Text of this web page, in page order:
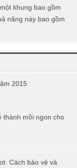
khung bao gồm
năng này bao gồm
2015
thành mồi ngon cho
Cách bảo vệ và